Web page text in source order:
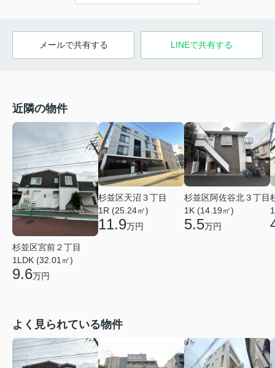
メールで共有する LINEで共有する
近隣の物件
杉並区宮前２丁目
1LDK (32.01㎡)
9.6万円
杉並区天沼３丁目
1R (25.24㎡)
11.9万円
杉並区阿佐谷北３丁目
1K (14.19㎡)
5.5万円
よく見られている物件